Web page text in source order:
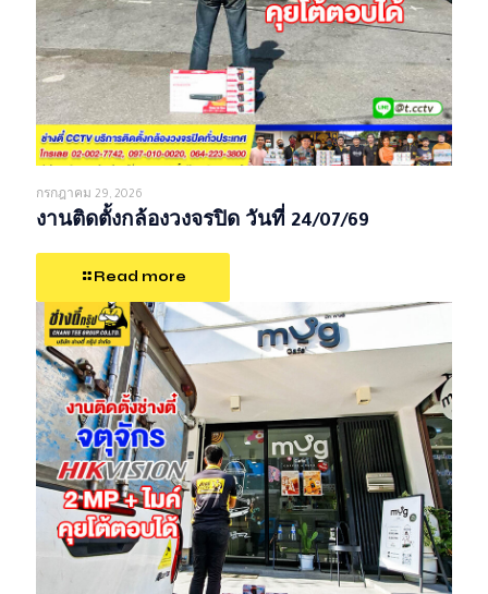
กรกฎาคม 29, 2026
งานติดตั้งกล้องวงจรปิด วันที่ 24/07/69
Read more